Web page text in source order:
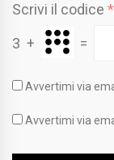
Scrivi il codice *
3 + =
Avvertimi via
Avvertimi via